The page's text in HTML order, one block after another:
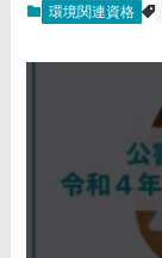
環境関連資格